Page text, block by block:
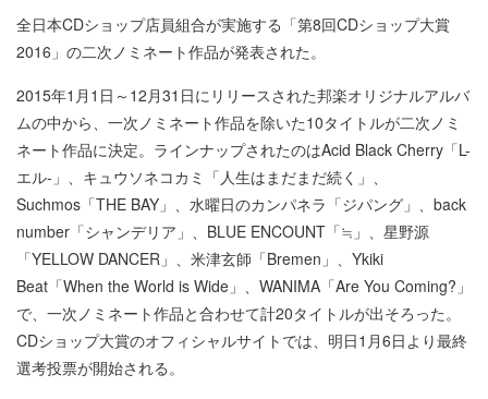
全日本CDショップ店員組合が実施する「第8回CDショップ大賞
2016」の二次ノミネート作品が発表された。
2015年1月1日～12月31日にリリースされた邦楽オリジナルアルバ
ムの中から、一次ノミネート作品を除いた10タイトルが二次ノミ
ネート作品に決定。ラインナップされたのはAcid Black Cherry「L-
エル-」、キュウソネコカミ「人生はまだまだ続く」、
Suchmos「THE BAY」、水曜日のカンパネラ「ジパング」、back
number「シャンデリア」、BLUE ENCOUNT「≒」、星野源
「YELLOW DANCER」、米津玄師「Bremen」、Ykiki
Beat「When the World is Wide」、WANIMA「Are You Coming?」
で、一次ノミネート作品と合わせて計20タイトルが出そろった。
CDショップ大賞のオフィシャルサイトでは、明日1月6日より最終
選考投票が開始される。